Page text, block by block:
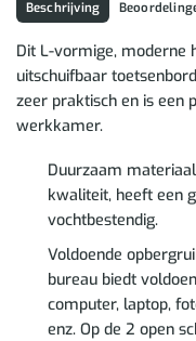
Beschrijving
Dit L-vormige, moderne
uitschuifbaar
zeer praktisch en is een
werkkamer.
Duurzaam
kwaliteit, heeft een
vochtbestendig.
Voldoende
bureau biedt
computer, laptop,
enz. Op de 2 open